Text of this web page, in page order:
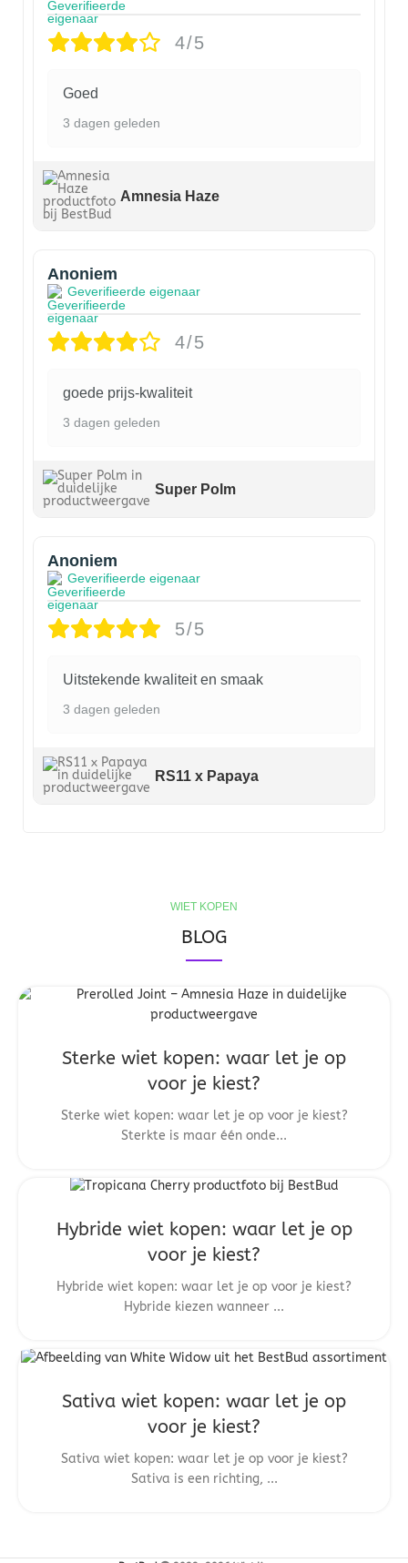
4/5
Goed
3 dagen geleden
Amnesia Haze
Anoniem
Geverifieerde eigenaar
4/5
goede prijs-kwaliteit
3 dagen geleden
Super Polm
Anoniem
Geverifieerde eigenaar
5/5
Uitstekende kwaliteit en smaak
3 dagen geleden
RS11 x Papaya
WIET KOPEN
BLOG
Sterke wiet kopen: waar let je op
voor je kiest?
Sterke wiet kopen: waar let je op voor je kiest?
Sterkte is maar één onde...
Hybride wiet kopen: waar let je op
voor je kiest?
Hybride wiet kopen: waar let je op voor je kiest?
Hybride kiezen wanneer ...
Sativa wiet kopen: waar let je op
voor je kiest?
Sativa wiet kopen: waar let je op voor je kiest?
Sativa is een richting, ...